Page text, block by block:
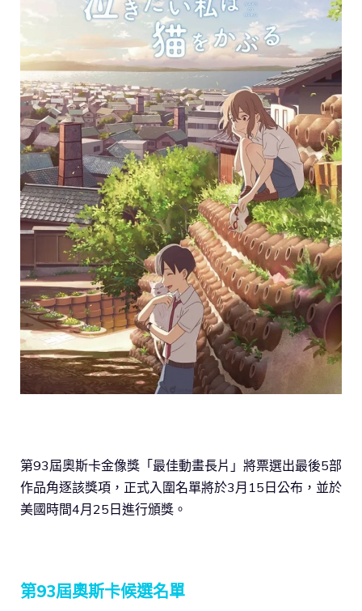
第93屆奧斯卡金像獎「最佳動畫長片」將票選出最後5部
作品角逐該獎項，正式入圍名單將於3月15日公布，並於
美國時間4月25日進行頒獎。
第93屆奧斯卡候選名單